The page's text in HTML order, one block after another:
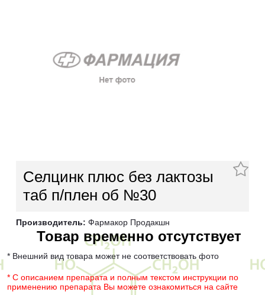
Селцинк плюс без лактозы
таб п/плен об №30
Производитель: Фармакор Продакшн
Товар временно отсутствует
* Внешний вид товара может не соответствовать фото
* С описанием препарата и полным текстом инструкции по
применению препарата Вы можете ознакомиться на сайте